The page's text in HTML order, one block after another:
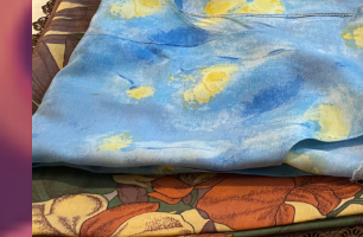
opowieść
trwa